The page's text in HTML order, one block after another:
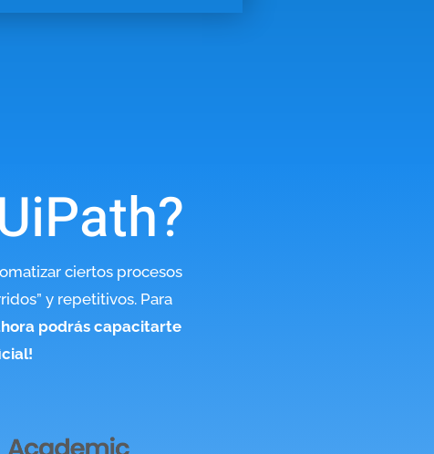
ciertos procesos
y repetitivos. Para
podrás capacitarte